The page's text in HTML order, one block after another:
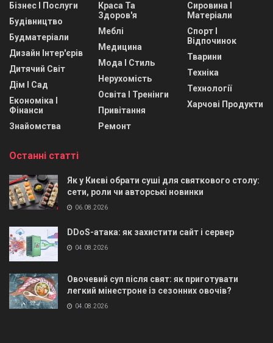
Бізнес І Послуги
Будівництво
Будматеріали
Дизайн Інтер'єрів
Дитячий Світ
Дім І Сад
Економіка І
Фінанси
Знайомства
Краса Та
Здоров'я
Меблі
Медицина
Мода І Стиль
Нерухомість
Освіта І Тренінги
Привітання
Ремонт
Сировина І
Матеріали
Спорт І
Відпочинок
Тварини
Техніка
Технології
Харчові Продукти
Останні статті
Як у Києві обрати суші для святкового столу:
сети, роли чи авторські новинки
06.08.2026
DDoS-атака: як захистити сайт і сервер
04.08.2026
Овочевий суп після свят: як приготувати
легкий мінестроне із сезонних овочів?
04.08.2026